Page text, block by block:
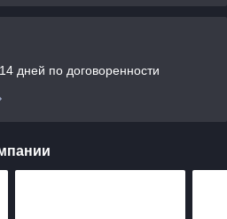
дней по договоренности